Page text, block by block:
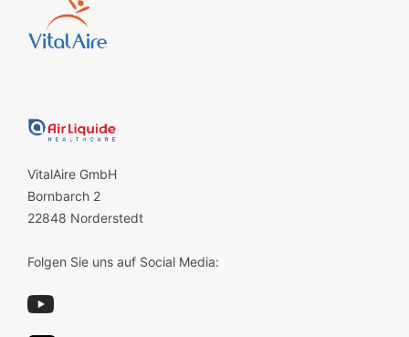
VitalAire GmbH
Bornbarch 2
22848 Norderstedt
Folgen Sie uns auf Social Media: